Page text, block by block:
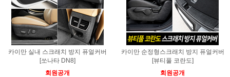
카이만 실내 스크래치 방지 퓨얼커버
[쏘나타 DN8]
회원공개
카이만 순정형스크래치 방지 퓨얼커버
[뷰티풀 코란도]
회원공개